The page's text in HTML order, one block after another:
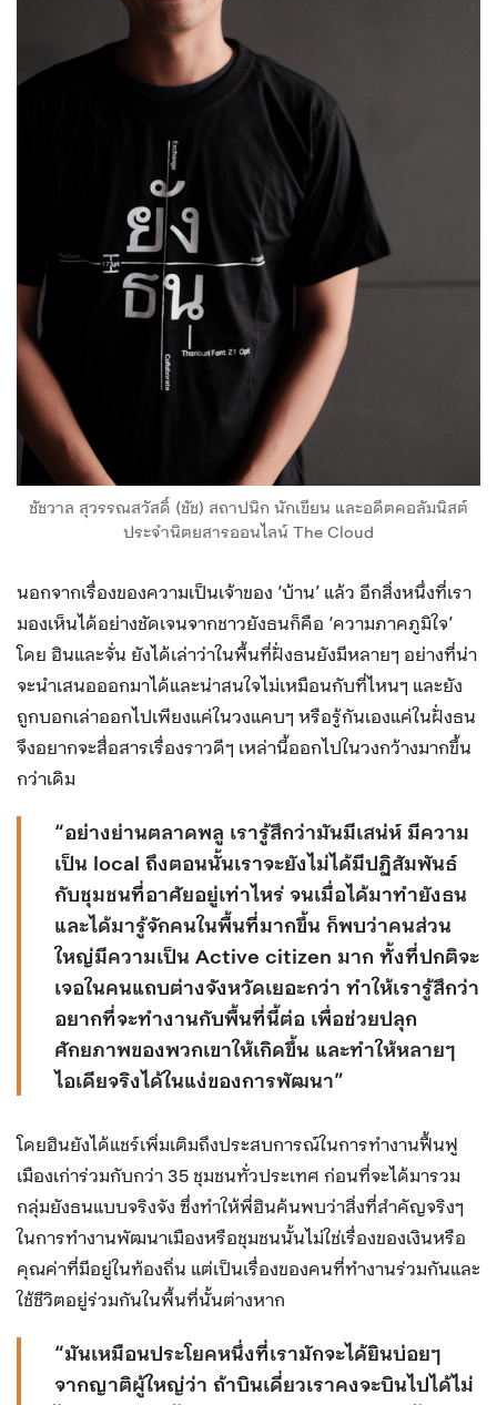
ชัชวาล สุวรรณสวัสดิ์ (ชัช) สถาปนิก นักเขียน และอดีตคอลัมนิสต์
ประจำนิตยสารออนไลน์ The Cloud
นอกจากเรื่องของความเป็นเจ้าของ ‘บ้าน’ แล้ว อีกสิ่งหนึ่งที่เรา
มองเห็นได้อย่างชัดเจนจากชาวยังธนก็คือ ‘ความภาคภูมิใจ’
โดย ฮินและจั่น ยังได้เล่าว่าในพื้นที่ฝั่งธนยังมีหลายๆ อย่างที่น่า
จะนำเสนอออกมาได้และน่าสนใจไม่เหมือนกับที่ไหนๆ และยัง
ถูกบอกเล่าออกไปเพียงแค่ในวงแคบๆ หรือรู้กันเองแค่ในฝั่งธน
จึงอยากจะสื่อสารเรื่องราวดีๆ เหล่านี้ออกไปในวงกว้างมากขึ้น
กว่าเดิม
“อย่างย่านตลาดพลู เรารู้สึกว่ามันมีเสน่ห์ มีความ
เป็น local ถึงตอนนั้นเราจะยังไม่ได้มีปฏิสัมพันธ์
กับชุมชนที่อาศัยอยู่เท่าไหร่ จนเมื่อได้มาทำยังธน
และได้มารู้จักคนในพื้นที่มากขึ้น ก็พบว่าคนส่วน
ใหญ่มีความเป็น Active citizen มาก ทั้งที่ปกติจะ
เจอในคนแถบต่างจังหวัดเยอะกว่า ทำให้เรารู้สึกว่า
อยากที่จะทำงานกับพื้นที่นี้ต่อ เพื่อช่วยปลุก
ศักยภาพของพวกเขาให้เกิดขึ้น และทำให้หลายๆ
ไอเดียจริงได้ในแง่ของการพัฒนา”
โดยฮินยังได้แชร์เพิ่มเติมถึงประสบการณ์ในการทำงานฟื้นฟู
เมืองเก่าร่วมกับกว่า 35 ชุมชนทั่วประเทศ ก่อนที่จะได้มารวม
กลุ่มยังธนแบบจริงจัง ซึ่งทำให้พี่ฮินค้นพบว่าสิ่งที่สำคัญจริงๆ
ในการทำงานพัฒนาเมืองหรือชุมชนนั้นไม่ใช่เรื่องของเงินหรือ
คุณค่าที่มีอยู่ในท้องถิ่น แต่เป็นเรื่องของคนที่ทำงานร่วมกันและ
ใช้ชีวิตอยู่ร่วมกันในพื้นที่นั้นต่างหาก
“มันเหมือนประโยคหนึ่งที่เรามักจะได้ยินบ่อยๆ
จากญาติผู้ใหญ่ว่า ถ้าบินเดี่ยวเราคงจะบินไปได้ไม่